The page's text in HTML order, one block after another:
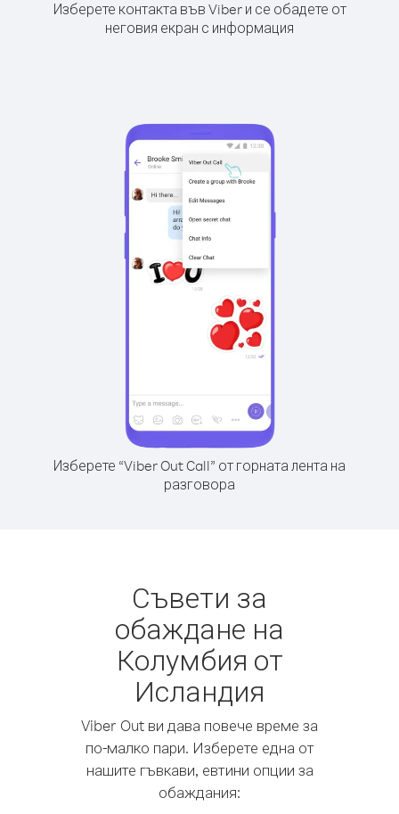
Изберете контакта във Viber и се обадете от
неговия екран с информация
Изберете “Viber Out Call” от горната лента на
разговора
Съвети за
обаждане на
Колумбия от
Исландия
Viber Out ви дава повече време за
по-малко пари. Изберете една от
нашите гъвкави, евтини опции за
обаждания: